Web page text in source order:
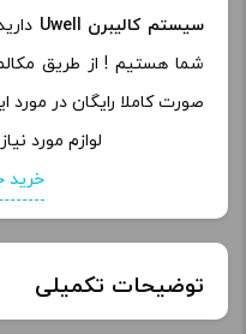
سیستم کالیبرن Uwell
شما هستیم ! از طریق
صورت کاملا رایگان در
لوازم مورد
توضیحات تکمیلی